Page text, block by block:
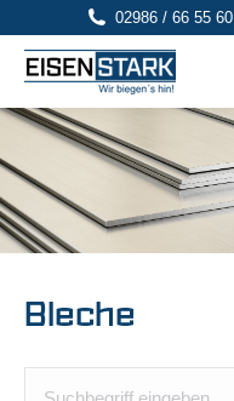
02986 / 66 55 60
Bleche